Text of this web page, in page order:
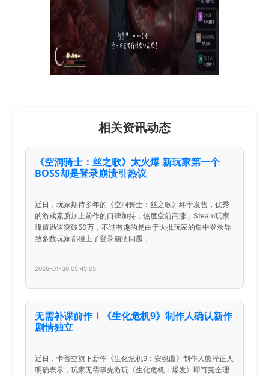
相关资讯动态
《空洞骑士：丝之歌》太火爆 新玩家第一个
BOSS却是登录崩溃引热议
近日，玩家期待多年的《空洞骑士：丝之歌》终于发售，优秀
的游戏素质加上前作的口碑加持，热度空前高涨，Steam玩家
峰值迅速突破50万，不过有趣的是由于大批玩家的集中登录导
致多数玩家都碰上了登录崩溃问题，
2026-01-30 05:45:05
无需补课前作！《生化危机9》制作人确认新作
剧情独立
近日，卡普空旗下新作《生化危机9：安魂曲》制作人熊泽正人
明确表示，玩家无需事先游玩《生化危机：爆发》即可完全理